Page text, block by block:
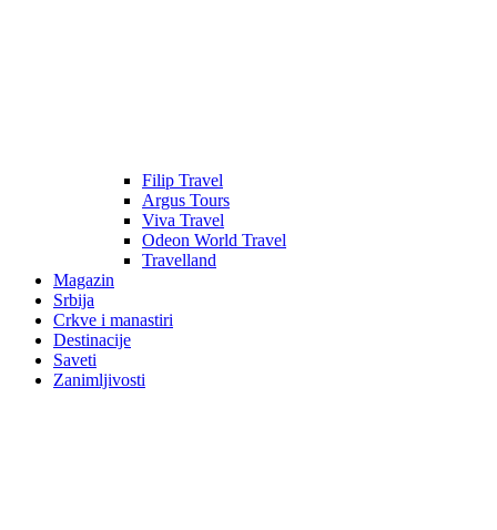
Filip Travel
Argus Tours
Viva Travel
Odeon World Travel
Travelland
Magazin
Srbija
Crkve i manastiri
Destinacije
Saveti
Zanimljivosti